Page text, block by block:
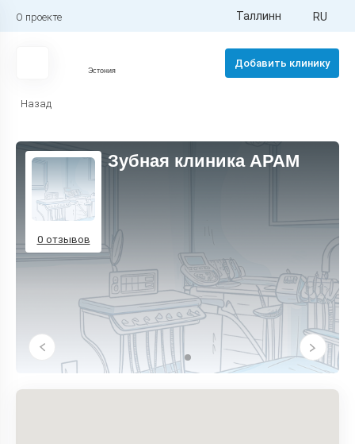
О проекте Таллинн RU
Эстония
Добавить клинику
Назад
0 отзывов
Зубная клиника APAM